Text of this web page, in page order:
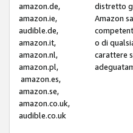
amazon.de,
amazon.ie,
audible.de,
amazon.it,
amazon.nl,
amazon.pl,
amazon.es,
amazon.se,
amazon.co.uk,
audible.co.uk
distretto
Amazon
o di
carattere